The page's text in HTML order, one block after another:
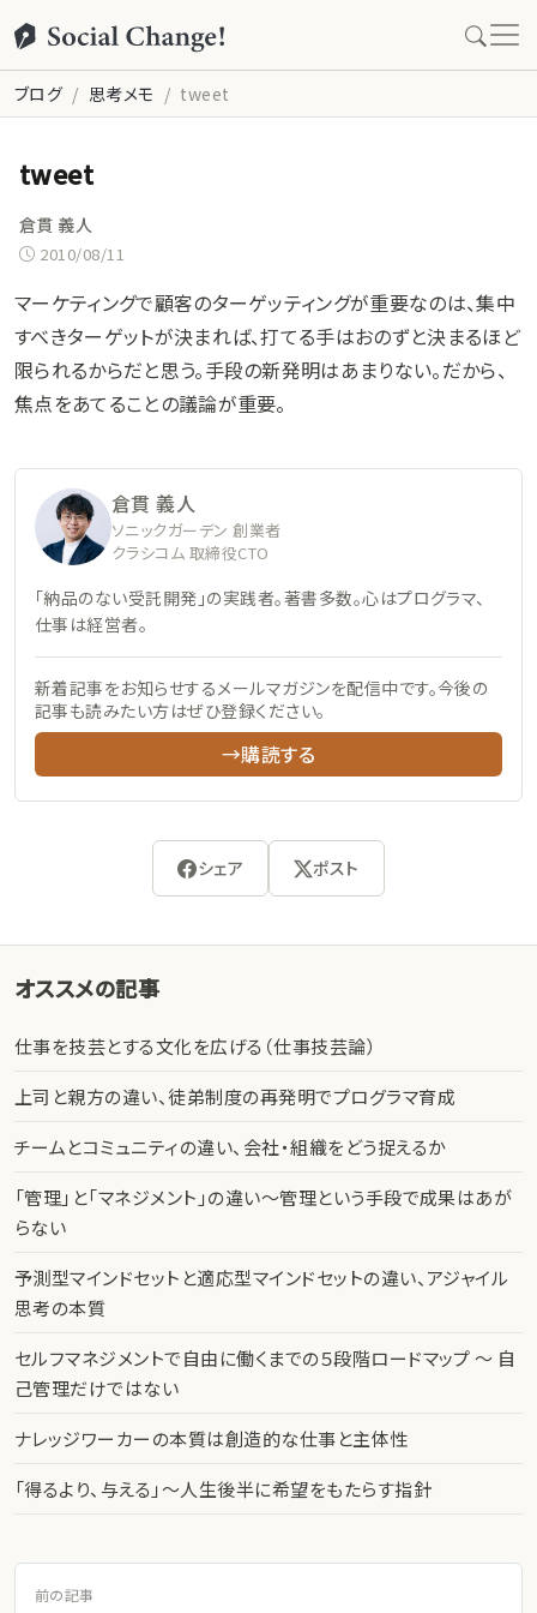
ブログ 思考メモ tweet
tweet
倉貫 義人
2010/08/11
マーケティングで顧客のターゲッティングが重要なのは、集中
すべきターゲットが決まれば、打てる手はおのずと決まるほど
限られるからだと思う。手段の新発明はあまりない。だから、
焦点をあてることの議論が重要。
倉貫 義人
ソニックガーデン 創業者
クラシコム 取締役CTO
「納品のない受託開発」の実践者。著書多数。心はプログラマ、
仕事は経営者。
新着記事をお知らせするメールマガジンを配信中です。今後の
記事も読みたい方はぜひ登録ください。
→購読する
シェア ポスト
オススメの記事
仕事を技芸とする文化を広げる（仕事技芸論）
上司と親方の違い、徒弟制度の再発明でプログラマ育成
チームとコミュニティの違い、会社・組織をどう捉えるか
「管理」と「マネジメント」の違い〜管理という手段で成果はあが
らない
予測型マインドセットと適応型マインドセットの違い、アジャイル
思考の本質
セルフマネジメントで自由に働くまでの５段階ロードマップ 〜 自
己管理だけではない
ナレッジワーカーの本質は創造的な仕事と主体性
「得るより、与える」〜人生後半に希望をもたらす指針
前の記事